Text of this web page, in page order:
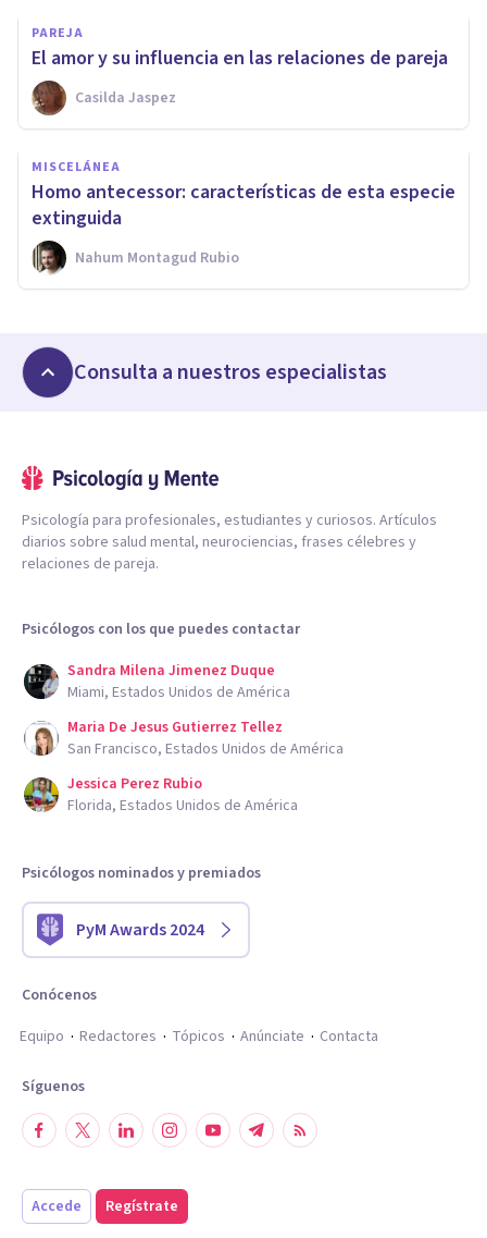
PAREJA
El amor y su influencia en las relaciones de pareja
Casilda Jaspez
MISCELÁNEA
Homo antecessor: características de esta especie
extinguida
Nahum Montagud Rubio
Consulta a nuestros especialistas
Psicología para profesionales, estudiantes y curiosos. Artículos
diarios sobre salud mental, neurociencias, frases célebres y
relaciones de pareja.
Psicólogos con los que puedes contactar
Sandra Milena Jimenez Duque
Miami, Estados Unidos de América
Maria De Jesus Gutierrez Tellez
San Francisco, Estados Unidos de América
Jessica Perez Rubio
Florida, Estados Unidos de América
Psicólogos nominados y premiados
PyM Awards 2024
Conócenos
Equipo
Redactores Tópicos Anúnciate Contacta
Síguenos
Accede Regístrate